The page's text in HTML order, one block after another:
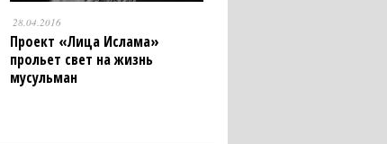
28.04.2016
Проект «Лица Ислама»
прольет свет на жизнь
мусульман